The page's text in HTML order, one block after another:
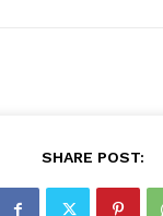
SHARE POST: